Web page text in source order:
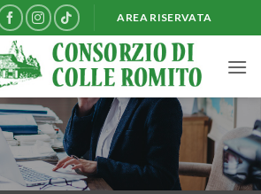
AREA RISERVATA